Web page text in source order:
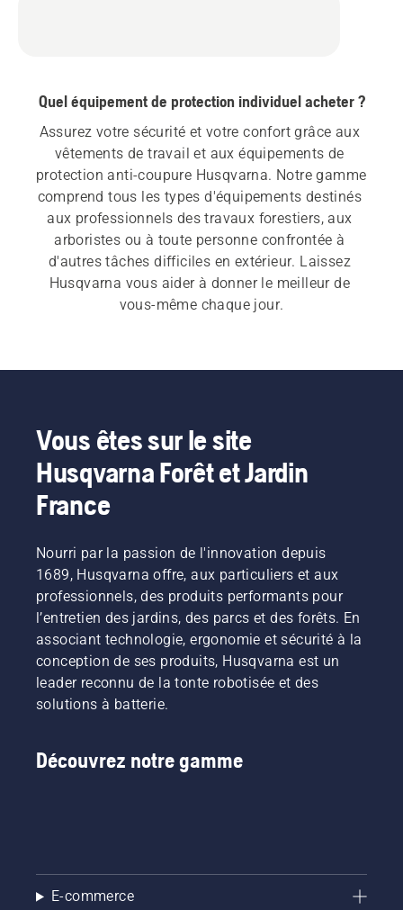
Quel équipement de protection individuel acheter ?
Assurez votre sécurité et votre confort grâce aux
vêtements de travail et aux équipements de
protection anti-coupure Husqvarna. Notre gamme
comprend tous les types d'équipements destinés
aux professionnels des travaux forestiers, aux
arboristes ou à toute personne confrontée à
d'autres tâches difficiles en extérieur. Laissez
Husqvarna vous aider à donner le meilleur de
vous-même chaque jour.
Vous êtes sur le site
Husqvarna Forêt et Jardin
France
Nourri par la passion de l'innovation depuis
1689, Husqvarna offre, aux particuliers et aux
professionnels, des produits performants pour
l’entretien des jardins, des parcs et des forêts. En
associant technologie, ergonomie et sécurité à la
conception de ses produits, Husqvarna est un
leader reconnu de la tonte robotisée et des
solutions à batterie.
Découvrez notre gamme
E-commerce